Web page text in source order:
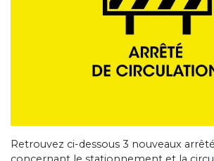
Retrouvez ci-dessous 3 nouveaux